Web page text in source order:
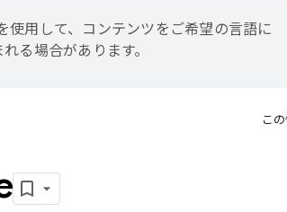
使用して、コンテンツをご希望の言語に
る場合があります。
こ